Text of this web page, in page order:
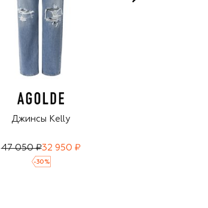
Джинсы Kelly
47 050 ₽32 950 ₽
-30 %